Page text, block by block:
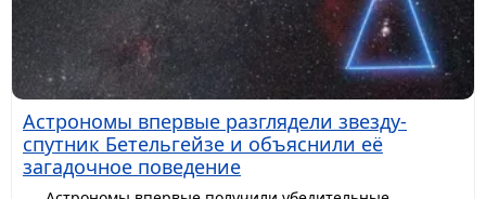
Астрономы впервые разглядели звезду-
спутник Бетельгейзе и объяснили её
загадочное поведение